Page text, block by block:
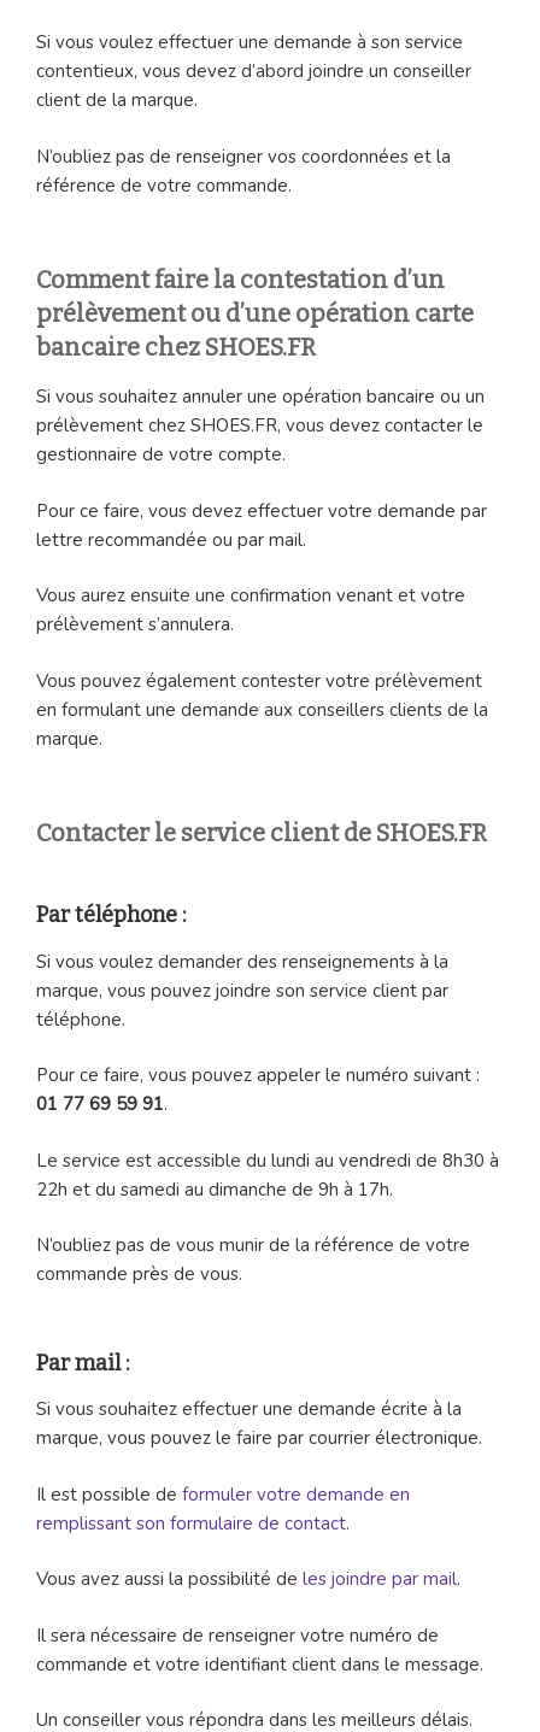
Si vous voulez effectuer une demande à son service
contentieux, vous devez d’abord joindre un conseiller
client de la marque.
N’oubliez pas de renseigner vos coordonnées et la
référence de votre commande.
Comment faire la contestation d’un
prélèvement ou d’une opération carte
bancaire chez SHOES.FR
Si vous souhaitez annuler une opération bancaire ou un
prélèvement chez SHOES.FR, vous devez contacter le
gestionnaire de votre compte.
Pour ce faire, vous devez effectuer votre demande par
lettre recommandée ou par mail.
Vous aurez ensuite une confirmation venant et votre
prélèvement s’annulera.
Vous pouvez également contester votre prélèvement
en formulant une demande aux conseillers clients de la
marque.
Contacter le service client de SHOES.FR
Par téléphone :
Si vous voulez demander des renseignements à la
marque, vous pouvez joindre son service client par
téléphone.
Pour ce faire, vous pouvez appeler le numéro suivant :
01 77 69 59 91.
Le service est accessible du lundi au vendredi de 8h30 à
22h et du samedi au dimanche de 9h à 17h.
N’oubliez pas de vous munir de la référence de votre
commande près de vous.
Par mail :
Si vous souhaitez effectuer une demande écrite à la
marque, vous pouvez le faire par courrier électronique.
Il est possible de formuler votre demande en
remplissant son formulaire de contact.
Vous avez aussi la possibilité de les joindre par mail.
Il sera nécessaire de renseigner votre numéro de
commande et votre identifiant client dans le message.
Un conseiller vous répondra dans les meilleurs délais.